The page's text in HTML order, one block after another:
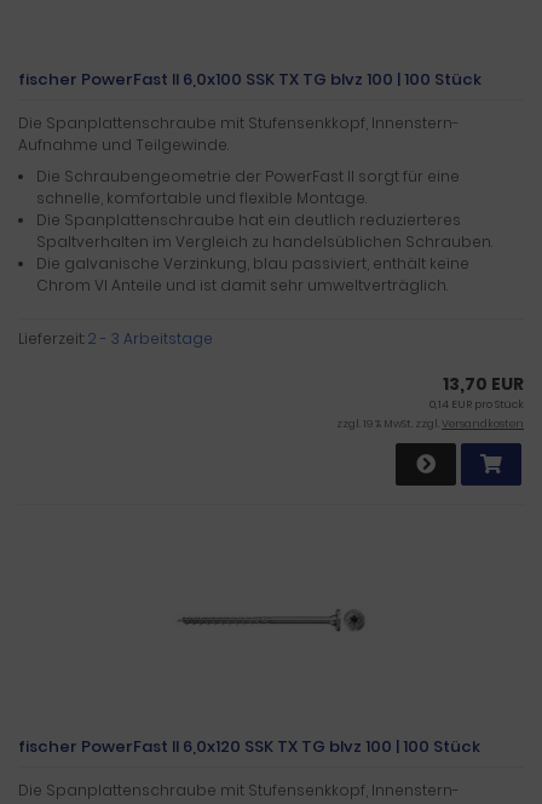
fischer PowerFast II 6,0x100 SSK TX TG blvz 100 | 100 Stück
Die Spanplattenschraube mit Stufensenkkopf, Innenstern-
Aufnahme und Teilgewinde.
Die Schraubengeometrie der PowerFast II sorgt für eine
schnelle, komfortable und flexible Montage.
Die Spanplattenschraube hat ein deutlich reduzierteres
Spaltverhalten im Vergleich zu handelsüblichen Schrauben.
Die galvanische Verzinkung, blau passiviert, enthält keine
Chrom VI Anteile und ist damit sehr umweltverträglich.
Lieferzeit:2 - 3 Arbeitstage
13,70 EUR
0,14 EUR pro Stück
zzgl. 19 % MwSt. zzgl.Versandkosten
fischer PowerFast II 6,0x120 SSK TX TG blvz 100 | 100 Stück
Die Spanplattenschraube mit Stufensenkkopf, Innenstern-